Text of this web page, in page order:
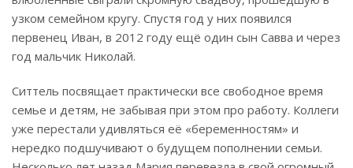
узком семейном кругу. Спустя год у них появился
первенец Иван, в 2012 году ещё один сын Савва и через
год мальчик Николай.
Ситтель посвящает практически все свободное время
семье и детям, не забывая при этом про работу. Коллеги
уже перестали удивляться её «беременностям» и
нередко подшучивают о будущем пополнении семьи.